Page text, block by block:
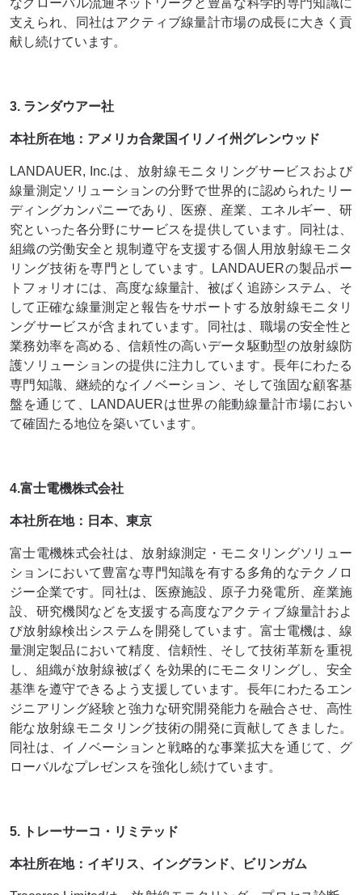
なグローバル流通ネットワークと豊富な科学的専門知識に
支えられ、同社はアクティブ線量計市場の成長に大きく貢
献し続けています。
3. ランダウアー社
本社所在地：アメリカ合衆国イリノイ州グレンウッド
LANDAUER, Inc.は、放射線モニタリングサービスおよび
線量測定ソリューションの分野で世界的に認められたリー
ディングカンパニーであり、医療、産業、エネルギー、研
究といった各分野にサービスを提供しています。同社は、
組織の労働安全と規制遵守を支援する個人用放射線モニタ
リング技術を専門としています。LANDAUERの製品ポー
トフォリオには、高度な線量計、被ばく追跡システム、そ
して正確な線量測定と報告をサポートする放射線モニタリ
ングサービスが含まれています。同社は、職場の安全性と
業務効率を高める、信頼性の高いデータ駆動型の放射線防
護ソリューションの提供に注力しています。長年にわたる
専門知識、継続的なイノベーション、そして強固な顧客基
盤を通じて、LANDAUERは世界の能動線量計市場におい
て確固たる地位を築いています。
4.富士電機株式会社
本社所在地：日本、東京
富士電機株式会社は、放射線測定・モニタリングソリュー
ションにおいて豊富な専門知識を有する多角的なテクノロ
ジー企業です。同社は、医療施設、原子力発電所、産業施
設、研究機関などを支援する高度なアクティブ線量計およ
び放射線検出システムを開発しています。富士電機は、線
量測定製品において精度、信頼性、そして技術革新を重視
し、組織が放射線被ばくを効果的にモニタリングし、安全
基準を遵守できるよう支援しています。長年にわたるエン
ジニアリング経験と強力な研究開発能力を融合させ、高性
能な放射線モニタリング技術の開発に貢献してきました。
同社は、イノベーションと戦略的な事業拡大を通じて、グ
ローバルなプレゼンスを強化し続けています。
5. トレーサーコ・リミテッド
本社所在地：イギリス、イングランド、ビリンガム